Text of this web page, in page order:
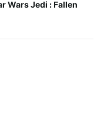
Wars Jedi : Fallen